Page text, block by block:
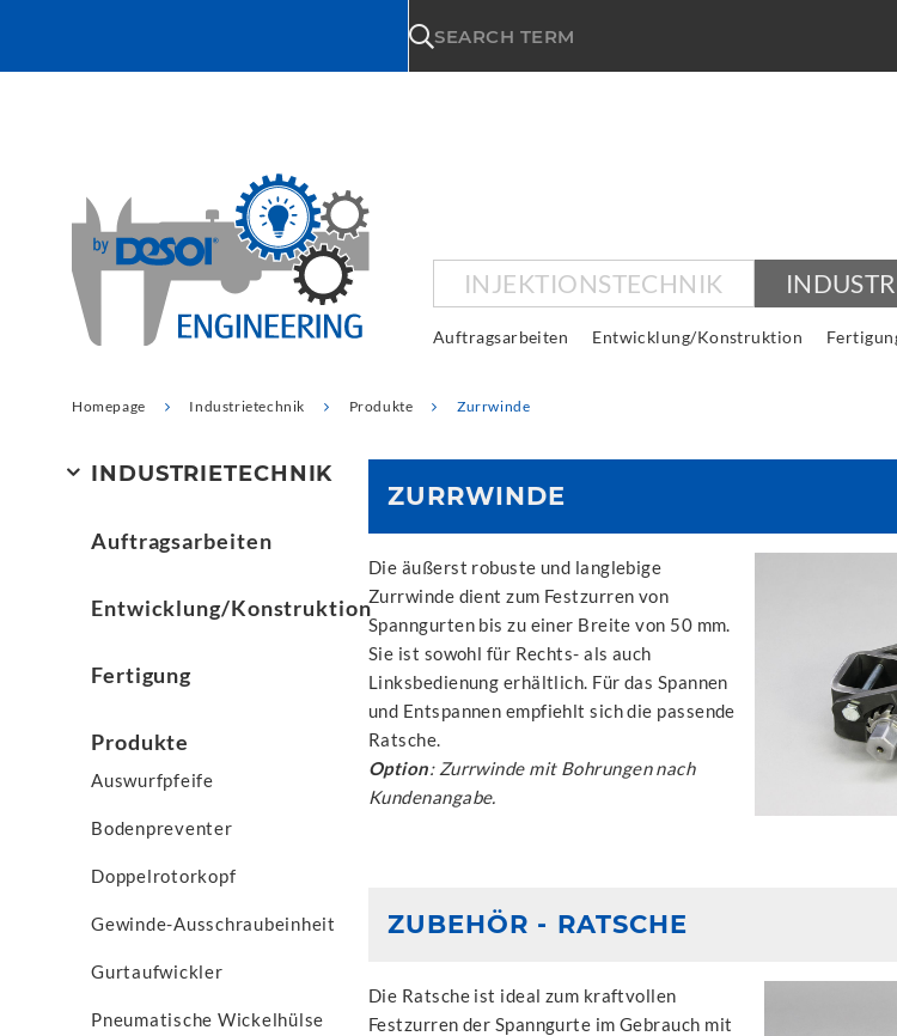
SEARCH TERM
INJEKTIONSTECHNIK
Auftragsarbeiten Entwicklung/Konstruktion
Homepage Industrietechnik Produkte Zurrwinde
INDUSTRIETECHNIK
Auftragsarbeiten
Entwicklung/Konstruktion
Fertigung
Produkte
Auswurfpfeife
Bodenpreventer
Doppelrotorkopf
Gewinde-Ausschraubeinheit
Gurtaufwickler
Pneumatische Wickelhülse
ZURRWINDE
Die äußerst robuste und langlebige
Zurrwinde dient zum Festzurren von
Spanngurten bis zu einer Breite von 50 mm.
Sie ist sowohl für Rechts- als auch
Linksbedienung erhältlich. Für das Spannen
und Entspannen empfiehlt sich die passende
Ratsche.
Option: Zurrwinde mit Bohrungen nach
Kundenangabe.
ZUBEHÖR - RATSCHE
Die Ratsche ist ideal zum kraftvollen
Festzurren der Spanngurte im Gebrauch mit